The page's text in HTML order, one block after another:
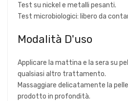
Test su nickel e metalli pesanti.
Test microbiologici: libero da
Modalità D'uso
Applicare la mattina e la sera su
qualsiasi altro trattamento.
Massaggiare delicatamente la
prodotto in profondità.